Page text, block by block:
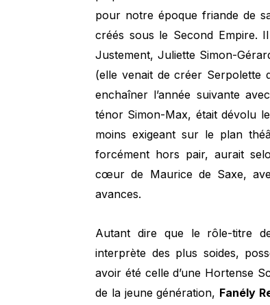
pour notre époque friande de
créés sous le Second Empire.
Justement, Juliette Simon-
(elle venait de créer Serpolette
enchaîner l’année suivante
ténor Simon-Max, était dévolu
moins exigeant sur le plan
forcément hors pair, aurait
cœur de Maurice de Saxe,
avances.
Autant dire que le rôle-titre
interprète des plus soides,
avoir été celle d’une Hortense
de la jeune génération, Fanély